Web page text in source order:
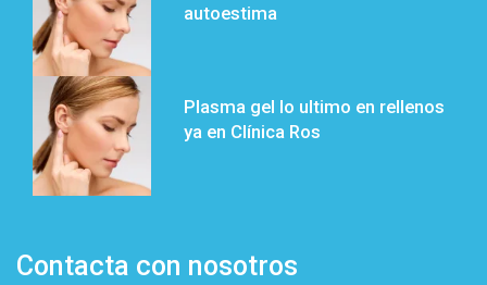
autoestima
Plasma gel lo ultimo en rellenos
ya en Clínica Ros
Contacta con nosotros